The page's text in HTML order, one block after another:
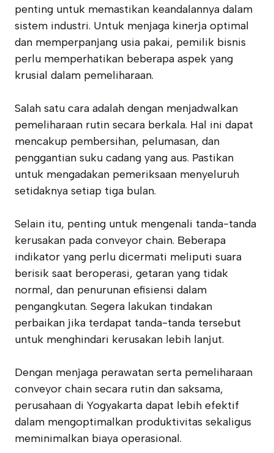
penting untuk memastikan keandalannya dalam
sistem industri. Untuk menjaga kinerja optimal
dan memperpanjang usia pakai, pemilik bisnis
perlu memperhatikan beberapa aspek yang
krusial dalam pemeliharaan.
Salah satu cara adalah dengan menjadwalkan
pemeliharaan rutin secara berkala. Hal ini dapat
mencakup pembersihan, pelumasan, dan
penggantian suku cadang yang aus. Pastikan
untuk mengadakan pemeriksaan menyeluruh
setidaknya setiap tiga bulan.
Selain itu, penting untuk mengenali tanda-tanda
kerusakan pada conveyor chain. Beberapa
indikator yang perlu dicermati meliputi suara
berisik saat beroperasi, getaran yang tidak
normal, dan penurunan efisiensi dalam
pengangkutan. Segera lakukan tindakan
perbaikan jika terdapat tanda-tanda tersebut
untuk menghindari kerusakan lebih lanjut.
Dengan menjaga perawatan serta pemeliharaan
conveyor chain secara rutin dan saksama,
perusahaan di Yogyakarta dapat lebih efektif
dalam mengoptimalkan produktivitas sekaligus
meminimalkan biaya operasional.